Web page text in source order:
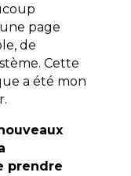
page
de
Cette
a été mon
prendre